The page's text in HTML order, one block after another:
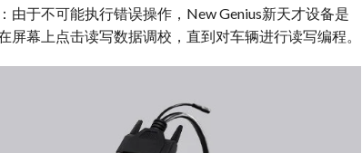
于不可能执行错误操作，New Genius新天才设备是
幕上点击读写数据调校，直到对车辆进行读写编程。